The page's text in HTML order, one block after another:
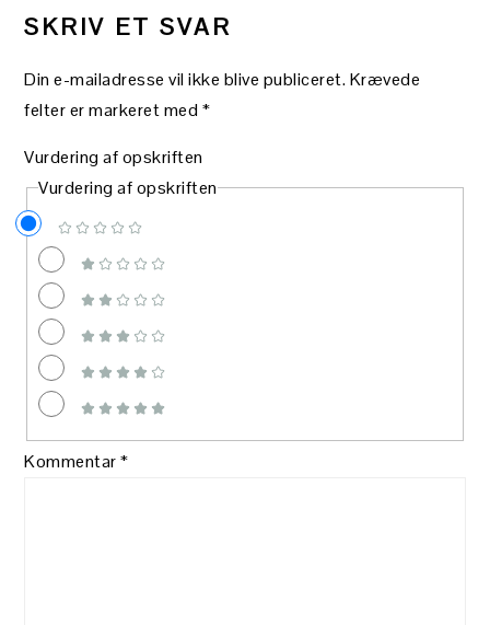
SKRIV ET SVAR
Din e-mailadresse vil ikke blive publiceret.Krævede
felter er markeret med *
Vurdering af opskriften
Vurdering af opskriften
Kommentar*